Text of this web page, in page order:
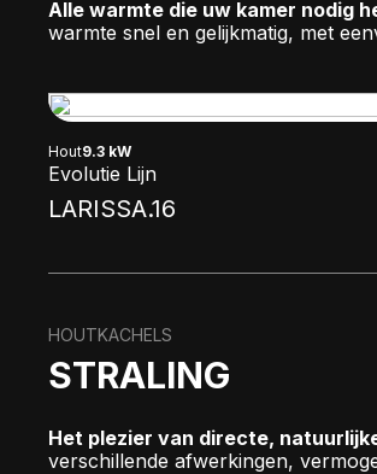
Alle warmte die uw kamer nodig
warmte snel en gelijkmatig, met
Hout9.3 kW
Evolutie Lijn
LARISSA.16
HOUTKACHELS
STRALING
Het plezier van directe,
verschillende afwerkingen,